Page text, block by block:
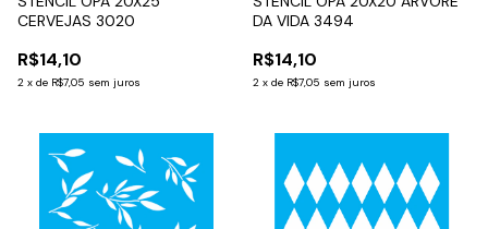
CERVEJAS 3020
R$14,10
2 x de R$7,05 sem juros
DA VIDA 3494
R$14,10
2 x de R$7,05 sem juros